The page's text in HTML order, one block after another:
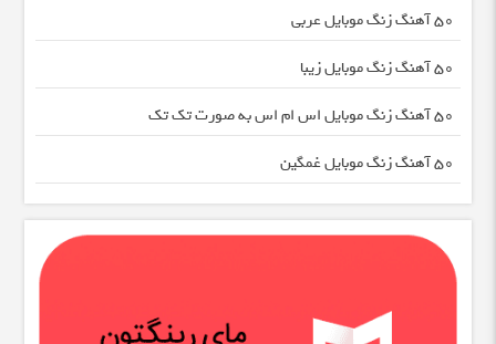
50 آهنگ زنگ موبایل عربی
50 آهنگ زنگ موبایل زیبا
50 آهنگ زنگ موبایل اس ام اس به صورت تک تک
50 آهنگ زنگ موبایل غمگین